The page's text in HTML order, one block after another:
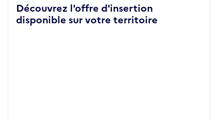
Découvrez l'offre d'insertion
disponible sur votre territoire